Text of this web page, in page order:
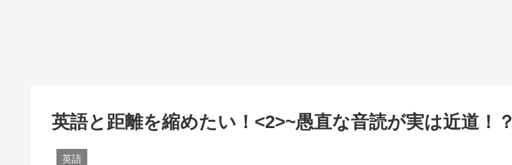
英語と距離を縮めたい！<2>~愚直な音読が実は近道！？
英語